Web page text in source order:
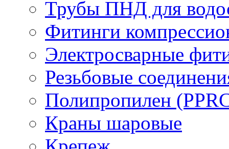
Трубы ПНД для
Фитинги
Электросварные
Резьбовые
Полипропилен
Краны шаровые